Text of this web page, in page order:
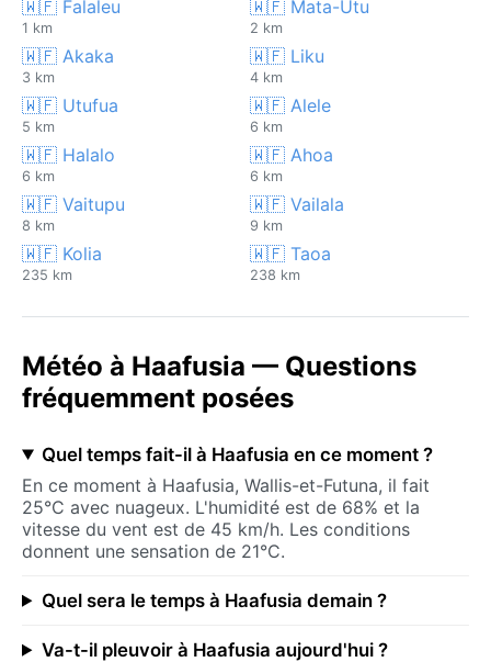
🇼🇫 Falaleu
1 km
🇼🇫 Mata-Utu
2 km
🇼🇫 Akaka
3 km
🇼🇫 Liku
4 km
🇼🇫 Utufua
5 km
🇼🇫 Alele
6 km
🇼🇫 Halalo
6 km
🇼🇫 Ahoa
6 km
🇼🇫 Vaitupu
8 km
🇼🇫 Vailala
9 km
🇼🇫 Kolia
235 km
🇼🇫 Taoa
238 km
Météo à Haafusia — Questions
fréquemment posées
Quel temps fait-il à Haafusia en ce moment ?
En ce moment à Haafusia, Wallis-et-Futuna, il fait
25°C avec nuageux. L'humidité est de 68% et la
vitesse du vent est de 45 km/h. Les conditions
donnent une sensation de 21°C.
Quel sera le temps à Haafusia demain ?
Va-t-il pleuvoir à Haafusia aujourd'hui ?